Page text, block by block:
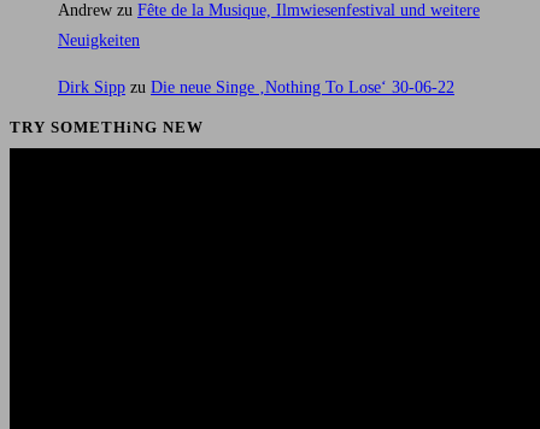
Andrew zu Fête de la Musique, Ilmwiesenfestival und weitere
Neuigkeiten
Dirk Sipp zu Die neue Singe ‚Nothing To Lose‘ 30-06-22
TRY SOMETHiNG NEW